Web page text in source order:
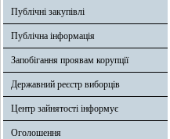
Публічні закупівлі
Публічна інформація
Запобігання проявам корупції
Державний реєстр виборців
Центр зайнятості інформує
Оголошення